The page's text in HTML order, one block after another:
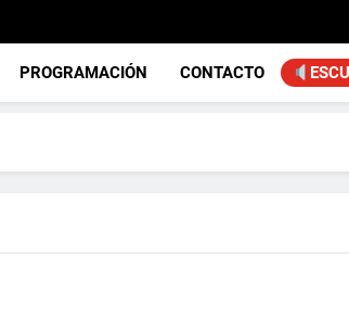
FM Estudio 2
PROGRAMACIÓN CONTACTO